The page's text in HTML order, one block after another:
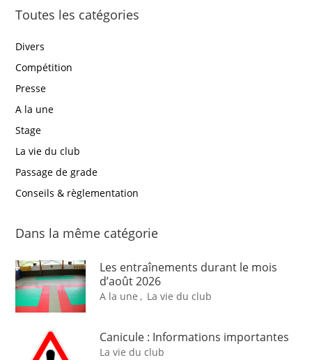
Toutes les catégories
Divers
Compétition
Presse
A la une
Stage
La vie du club
Passage de grade
Conseils & règlementation
Dans la même catégorie
Les entraînements durant le mois
d’août 2026
A la une , La vie du club
Canicule : Informations importantes
La vie du club